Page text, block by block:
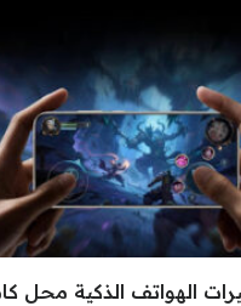
الهواتف الذكية محل